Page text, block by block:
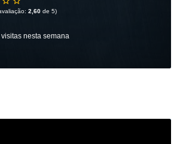
2,60 de 5)
visitas nesta semana